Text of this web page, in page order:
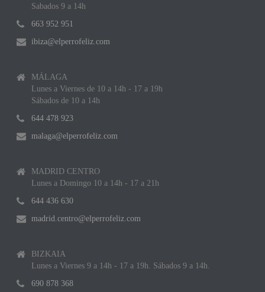
Sabados 9 a 14h
663 952 951
ibiza@elperrofeliz.com
MÁLAGA
Lunes a Viernes de 10 a 14h - 17 a 19h
Sábados de 10 a 14h
644 478 923
malaga@elperrofeliz.com
MADRID CENTRO
Lunes a Domingo 10 a 14h - 17 a 21h
644 436 630
madrid.centro@elperrofeliz.com
BIZKAIA
Lunes a Viernes 9 a 14h - 17 a 19h. Sábados 9 a 14h.
690 878 368